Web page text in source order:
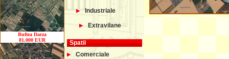
Buftea Darza
81.000 EUR
Industriale
Extravilane
Spatii
Comerciale